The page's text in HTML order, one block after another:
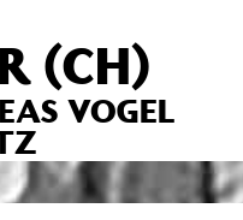
(CH)
VOGEL